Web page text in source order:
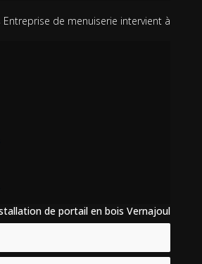
Entreprise de menuiserie intervient à
de portail en bois Vernajoul